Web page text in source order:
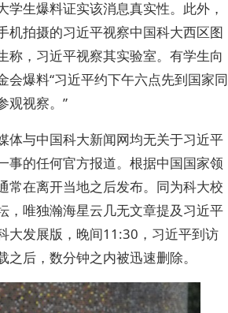
学生爆料证实该消息真实性。此外，
机拍摄的习近平视察中国科大西区图
称，习近平视察其实验室。有学生向
会爆料“习近平约下午六点先到国家同
观视察。”
体与中国科大新闻网均无关于习近平
事的任何官方报道。根据中国国家领
常在离开当地之后发布。同为科大校
，唯独瀚海星云几无文章提及习近平
大发展版，晚间11:30，习近平到访
之后，数分钟之内被迅速删除。